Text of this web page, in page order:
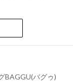
BAGGU(バグゥ)